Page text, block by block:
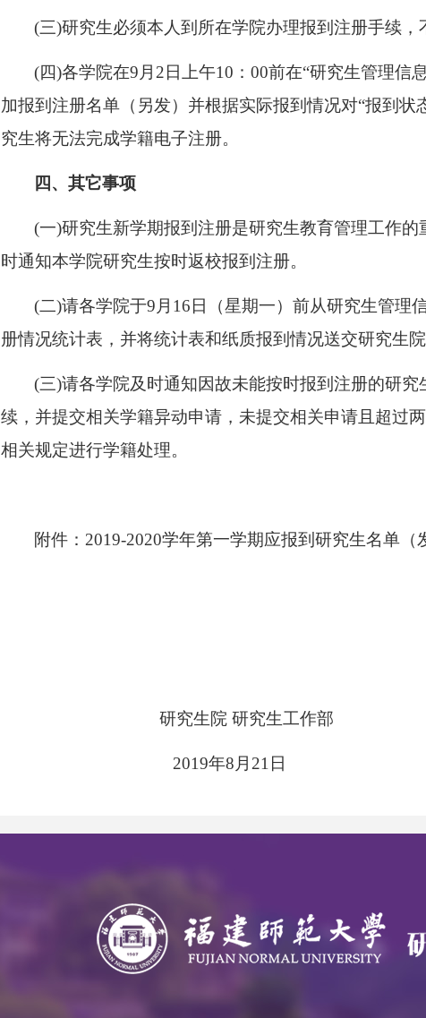
(三)研究生必须本人到所在学院办理报到注册手续，
(四)各学院在9 月 2 日上午10 ： 00前在“研究生管理信
加报到注册名单（另发）并根据实际报到情况对“报到状
究生将无法完成学籍电子注册。
四、其它事项
(一)研究生新学期报到注册是研究生教育管理工作
时通知本学院研究生按时返校报到注册。
(二)请各学院于9 月 16 日（星期一）前从研究生管理
册情况统计表，并将统计表和纸质报到情况送交研究生院
(三)请各学院及时通知因故未能按时报到注册的研究
续，并提交相关学籍异动申请，未提交相关申请且超过
相关规定进行学籍处理。
附件： 2019-2020学年第一学期应报到研究生名单（
研究生院 研究生工作部
2019年8 月 21 日